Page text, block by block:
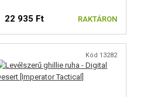
22 935 Ft RAKTÁRON
Kód 13282